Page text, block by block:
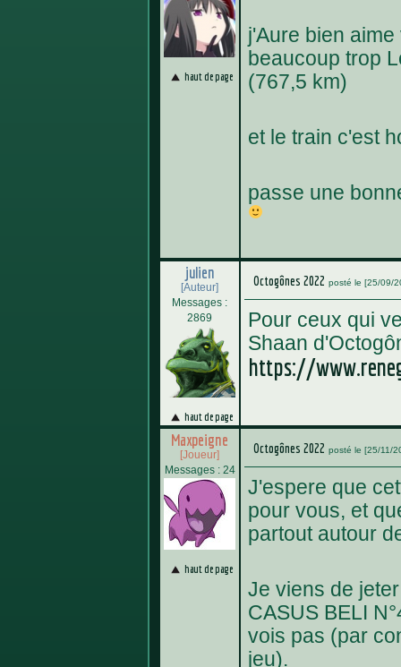
haut de page
j'Aure bien
beaucoup trop
(767,5 km)
et le train c'est
passe une
julien
[Auteur]
Messages :
2869
haut de page
Octogônes 2022 posté le [25/09/
Pour ceux qui
Shaan
https://
Maxpeigne
[Joueur]
Messages : 24
haut de page
Octogônes 2022 posté le [25/11/
J'espere que
pour vous, et
partout autour
Je viens de
CASUS BELI
vois pas (par
jeu).